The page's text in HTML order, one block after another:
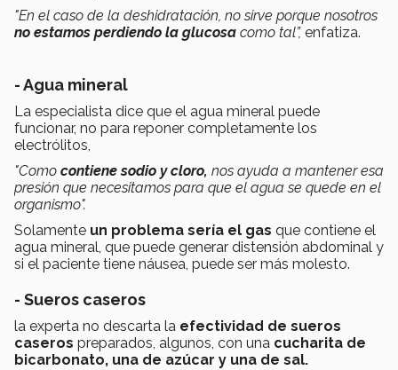
"En el caso de la deshidratación, no sirve porque nosotros
no estamos perdiendo la glucosa como tal”, enfatiza.
- Agua mineral
La especialista dice que el agua mineral puede
funcionar, no para reponer completamente los
electrólitos,
"Como contiene sodio y cloro, nos ayuda a mantener esa
presión que necesitamos para que el agua se quede en el
organismo".
Solamente un problema sería el gas que contiene el
agua mineral, que puede generar distensión abdominal y
si el paciente tiene náusea, puede ser más molesto.
- Sueros caseros
la experta no descarta la efectividad de sueros
caseros preparados, algunos, con una cucharita de
bicarbonato, una de azúcar y una de sal.